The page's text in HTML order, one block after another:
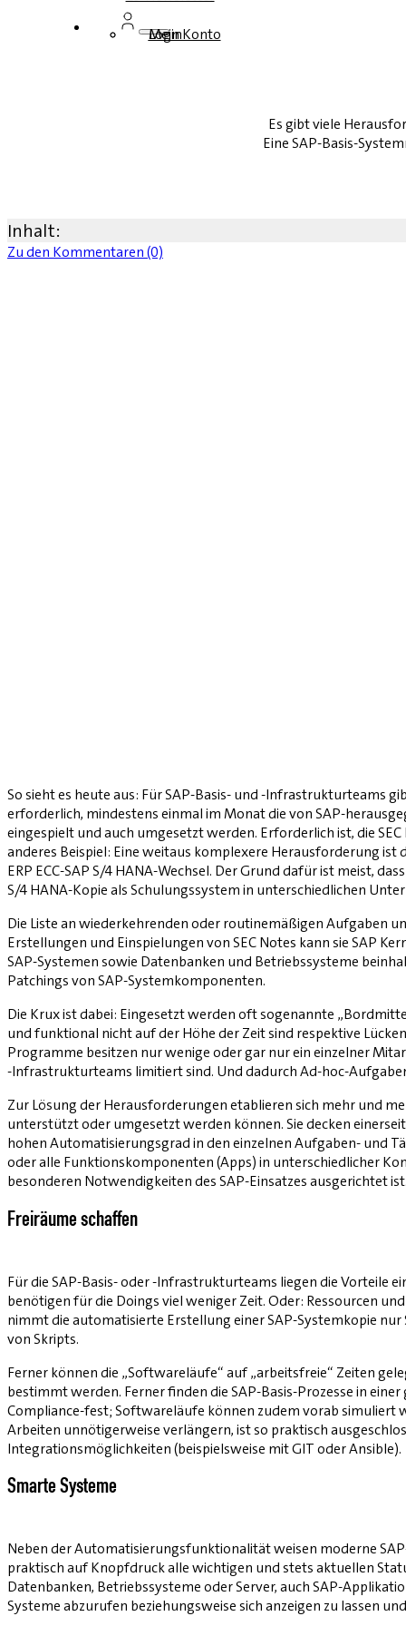
Login
Mein Konto
Es gibt viele
Eine SAP-Basis-
Inhalt:
Zu den Kommentaren (0)
So sieht es heute aus: Für SAP-Basis- und -Infrastrukturteams
erforderlich, mindestens einmal im Monat die von SAP-
eingespielt und auch umgesetzt werden. Erforderlich ist, die
anderes Beispiel: Eine weitaus komplexere Herausforderung
ERP ECC-SAP S/4 HANA-Wechsel. Der Grund dafür ist meist,
S/4 HANA-Kopie als Schulungssystem in unterschiedlichen
Die Liste an wiederkehrenden oder routinemäßigen Aufgaben
Erstellungen und Einspielungen von SEC Notes kann sie SAP
SAP-Systemen sowie Datenbanken und Betriebssysteme
Patchings von SAP-Systemkomponenten.
Die Krux ist dabei: Eingesetzt werden oft sogenannte
und funktional nicht auf der Höhe der Zeit sind respektive
Programme besitzen nur wenige oder gar nur ein einzelner
-Infrastrukturteams limitiert sind. Und dadurch Ad-hoc-
Zur Lösung der Herausforderungen etablieren sich mehr und
unterstützt oder umgesetzt werden können. Sie decken
hohen Automatisierungsgrad in den einzelnen Aufgaben- und
oder alle Funktionskomponenten (Apps) in unterschiedlicher
besonderen Notwendigkeiten des SAP-Einsatzes ausgerichtet
Freiräume schaffen
Für die SAP-Basis- oder -Infrastrukturteams liegen die Vorteile
benötigen für die Doings viel weniger Zeit. Oder: Ressourcen
nimmt die automatisierte Erstellung einer SAP-Systemkopie
von Skripts.
Ferner können die „Softwareläufe“ auf „arbeitsfreie“ Zeiten
bestimmt werden. Ferner finden die SAP-Basis-Prozesse in
Compliance-fest; Softwareläufe können zudem vorab simuliert
Arbeiten unnötigerweise verlängern, ist so praktisch
Integrationsmöglichkeiten (beispielsweise mit GIT oder Ansible).
Smarte Systeme
Neben der Automatisierungsfunktionalität weisen moderne
praktisch auf Knopfdruck alle wichtigen und stets aktuellen
Datenbanken, Betriebssysteme oder Server, auch SAP-
Systeme abzurufen beziehungsweise sich anzeigen zu lassen